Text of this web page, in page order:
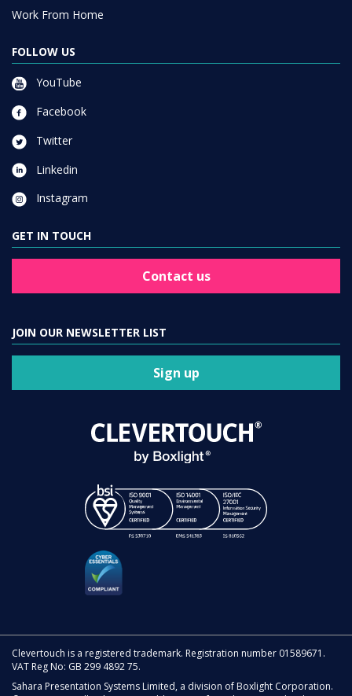
Work From Home
FOLLOW US
YouTube
Facebook
Twitter
Linkedin
Instagram
GET IN TOUCH
Contact us
JOIN OUR NEWSLETTER LIST
Sign up
Clevertouch is a registered trademark. Registration number 01589671.
VAT Reg No: GB 299 4892 75.
Sahara Presentation Systems Limited, a division of Boxlight Corporation.